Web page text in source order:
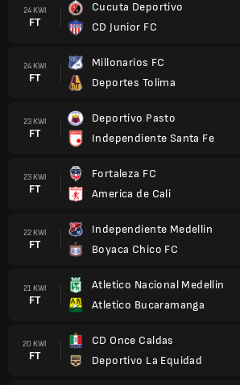
24 KWI
FT
Cucuta Deportivo
CD Junior FC
24 KWI
FT
Millonarios FC
Deportes Tolima
23 KWI
FT
Deportivo Pasto
Independiente Santa Fe
23 KWI
FT
Fortaleza FC
America de Cali
22 KWI
FT
Independiente Medellin
Boyaca Chico FC
21 KWI
FT
Atletico Nacional Medellin
Atletico Bucaramanga
20 KWI
FT
CD Once Caldas
Deportivo La Equidad